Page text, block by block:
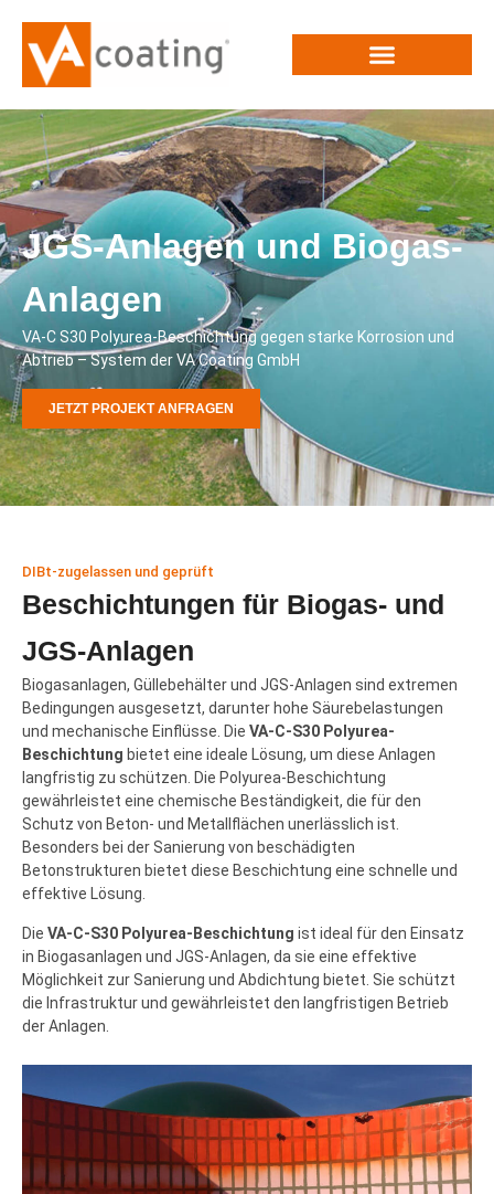
JGS-Anlagen und Biogas-
Anlagen
VA-C S30 Polyurea-Beschichtung gegen starke Korrosion und
Abtrieb – System der VA Coating GmbH
JETZT PROJEKT ANFRAGEN
DIBt-zugelassen und geprüft
Beschichtungen für Biogas- und
JGS-Anlagen
Biogasanlagen, Güllebehälter und JGS-Anlagen sind extremen
Bedingungen ausgesetzt, darunter hohe Säurebelastungen
und mechanische Einflüsse. Die VA-C-S30 Polyurea-
Beschichtung bietet eine ideale Lösung, um diese Anlagen
langfristig zu schützen. Die Polyurea-Beschichtung
gewährleistet eine chemische Beständigkeit, die für den
Schutz von Beton- und Metallflächen unerlässlich ist.
Besonders bei der Sanierung von beschädigten
Betonstrukturen bietet diese Beschichtung eine schnelle und
effektive Lösung.
Die VA-C-S30 Polyurea-Beschichtung ist ideal für den Einsatz
in Biogasanlagen und JGS-Anlagen, da sie eine effektive
Möglichkeit zur Sanierung und Abdichtung bietet. Sie schützt
die Infrastruktur und gewährleistet den langfristigen Betrieb
der Anlagen.